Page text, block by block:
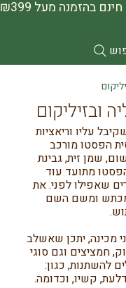
ובזיליקום
עליו וריאציות
הפסטו מורכב
שמן זית, גבינת
מתועד עוד
אומרים שאפילו לפני. את
ומשם השם
מכינה, יתכן שאשלב
חמציצים וגם סוגי
להשתנות, כגון:
דלעת, קשיו, וכדומה.